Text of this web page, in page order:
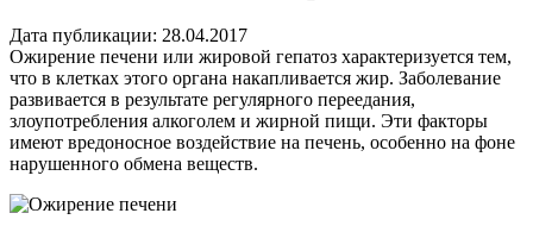
Дата публикации: 28.04.2017
Ожирение печени или жировой гепатоз характеризуется тем,
что в клетках этого органа накапливается жир. Заболевание
развивается в результате регулярного переедания,
злоупотребления алкоголем и жирной пищи. Эти факторы
имеют вредоносное воздействие на печень, особенно на фоне
нарушенного обмена веществ.